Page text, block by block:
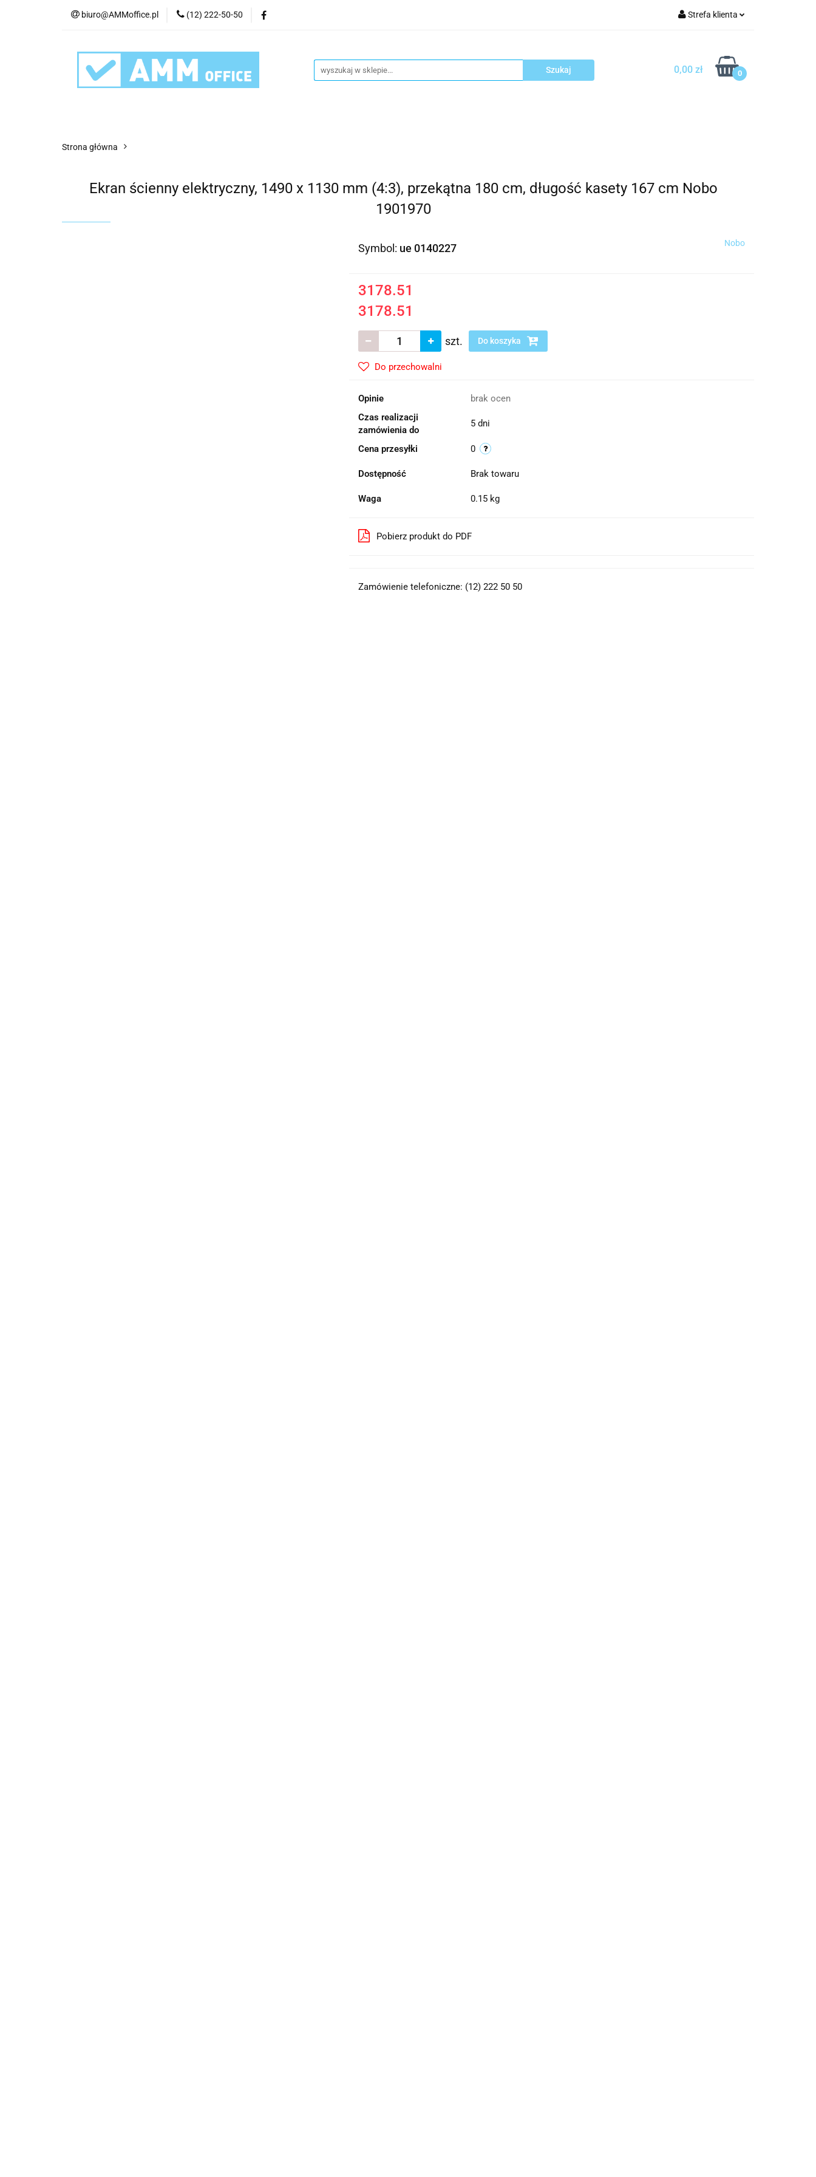
biuro@AMMoffice.pl (12) 222-50-50 Strefa klienta
Zarejestruj się
Dodaj zgłoszenie
0,00 zł 0
Kategorie Artykuły biurowe
Urządzenia i eksploatacja Blog Kontakt
Strona główna
Ekran ścienny elektryczny, 1490 x 1130 mm (4:3), przekątna 180 cm, długość kasety 167 cm Nobo
1901970
Symbol: ue 0140227 Nobo
3178.51
3178.51
szt. Do koszyka
Do przechowalni
Opinie
brak ocen
Czas realizacji
zamówienia do
5 dni
Cena przesyłki 0
Dostępność Brak towaru
Waga 0.15 kg
Pobierz produkt do PDF
Zamówienie telefoniczne: (12) 222 50 50